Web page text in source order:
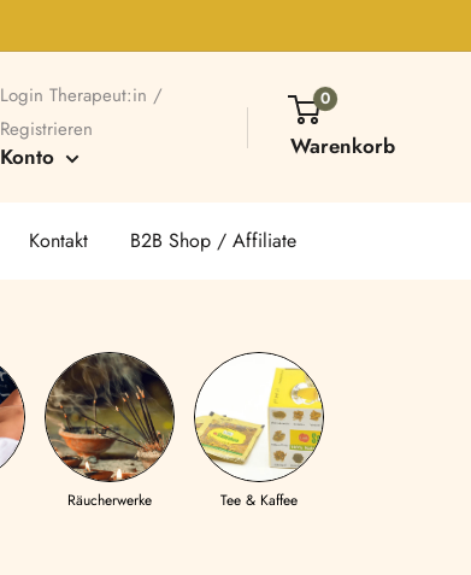
Login Therapeut:in /
Registrieren
Konto
0
Warenkorb
Kontakt B2B Shop / Affiliate
Räucherwerke Tee & Kaffee